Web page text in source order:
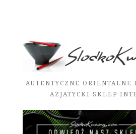
AUTENTYCZNE ORIENTALNE
AZJATYCKI SKLEP